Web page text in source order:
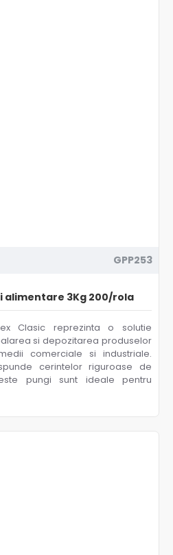
GPP253
alimentare 3Kg 200/rola
Clasic reprezinta o solutie
si depozitarea produselor
comerciale si industriale.
cerintelor riguroase de
pungi sunt ideale pentru